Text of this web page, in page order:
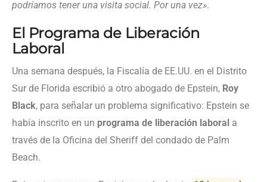
podríamos tener una visita social. Por una vez».
El Programa de Liberación
Laboral
Una semana después, la Fiscalía de EE.UU. en el Distrito
Sur de Florida escribió a otro abogado de Epstein, Roy
Black, para señalar un problema significativo: Epstein se
había inscrito en un programa de liberación laboral a
través de la Oficina del Sheriff del condado de Palm
Beach.